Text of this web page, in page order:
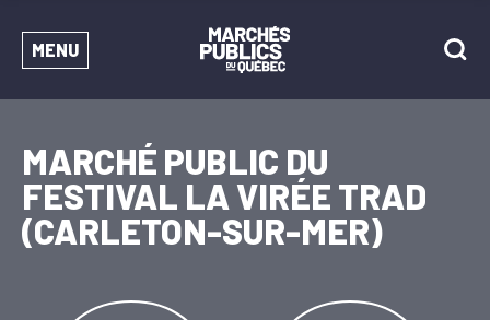
MENU
MARCHÉ PUBLIC DU
FESTIVAL LA VIRÉE TRAD
(CARLETON-SUR-MER)